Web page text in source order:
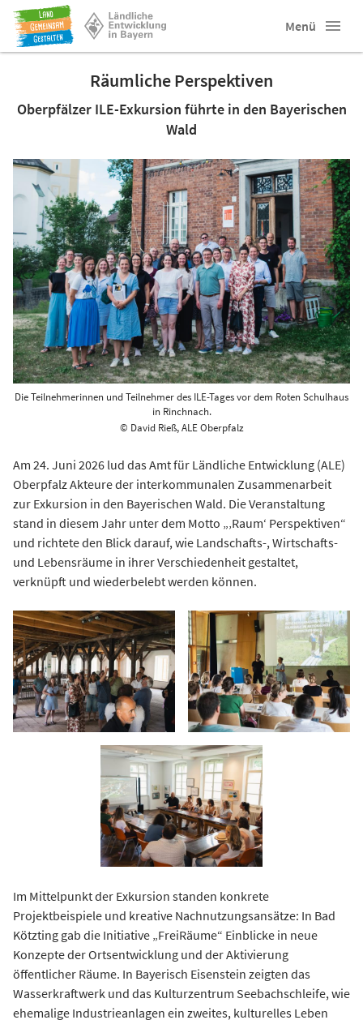
Menü
Räumliche Perspektiven
Oberpfälzer ILE-Exkursion führte in den Bayerischen
Wald
Die Teilnehmerinnen und Teilnehmer des ILE-Tages vor dem Roten Schulhaus
in Rinchnach.
© David Rieß, ALE Oberpfalz
Am 24. Juni 2026 lud das Amt für Ländliche Entwicklung (ALE)
Oberpfalz Akteure der interkommunalen Zusammenarbeit
zur Exkursion in den Bayerischen Wald. Die Veranstaltung
stand in diesem Jahr unter dem Motto „‚Raum‘ Perspektiven“
und richtete den Blick darauf, wie Landschafts-, Wirtschafts-
und Lebensräume in ihrer Verschiedenheit gestaltet,
verknüpft und wiederbelebt werden können.
Im Mittelpunkt der Exkursion standen konkrete
Projektbeispiele und kreative Nachnutzungsansätze: In Bad
Kötzting gab die Initiative „FreiRäume“ Einblicke in neue
Konzepte der Ortsentwicklung und der Aktivierung
öffentlicher Räume. In Bayerisch Eisenstein zeigten das
Wasserkraftwerk und das Kulturzentrum Seebachschleife, wie
ehemalige Industrieanlagen ein zweites, kulturelles Leben